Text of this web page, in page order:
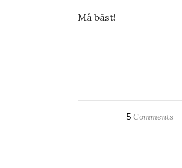
Må bäst!
5Comments